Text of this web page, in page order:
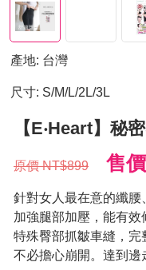
產地: 台灣
尺寸: S/M/L/2L/3L
【E‧Heart】秘
原價NT$899 售價
針對女人最在意的纖腰
加強腿部加壓，能有
特殊臀部抓皺車縫，
不必擔心崩開。達到邊